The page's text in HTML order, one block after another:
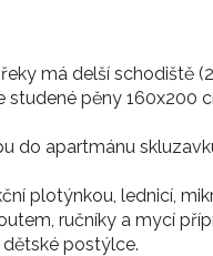
má delší schodiště
pěny 160x200
do apartmánu
plotýnkou, lednicí,
ručníky a mycí
dětské postýlce.